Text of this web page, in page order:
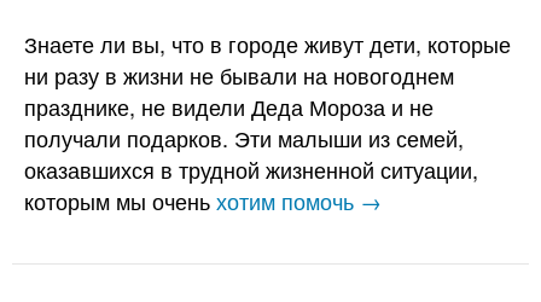
Знаете ли вы, что в городе живут дети, которые
ни разу в жизни не бывали на новогоднем
празднике, не видели Деда Мороза и не
получали подарков. Эти малыши из семей,
оказавшихся в трудной жизненной ситуации,
которым мы оченьхотим помочь →